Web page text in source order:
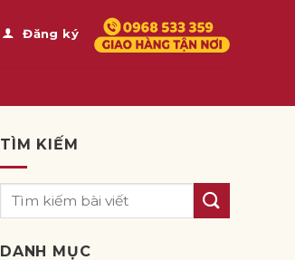
Đăng ký
TÌM KIẾM
DANH MỤC